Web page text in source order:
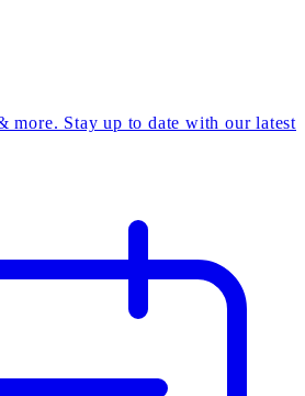
more. Stay up to date with our latest